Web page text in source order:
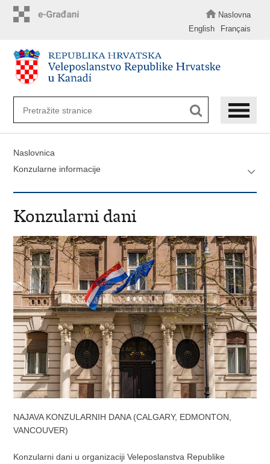
Naslovna
English
Français
Naslovnica
Konzularne informacije
Konzularni dani
NAJAVA KONZULARNIH DANA (CALGARY, EDMONTON,
VANCOUVER)
Konzularni dani u organizaciji Veleposlanstva Republike